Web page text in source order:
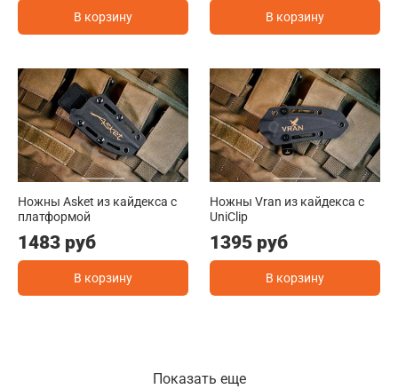
В корзину В корзину
Ножны Asket из кайдекса c
платформой
1483 руб
В корзину
Ножны Vran из кайдекса c
UniClip
1395 руб
В корзину
Показать еще